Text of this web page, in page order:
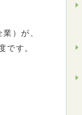
）が、
です。